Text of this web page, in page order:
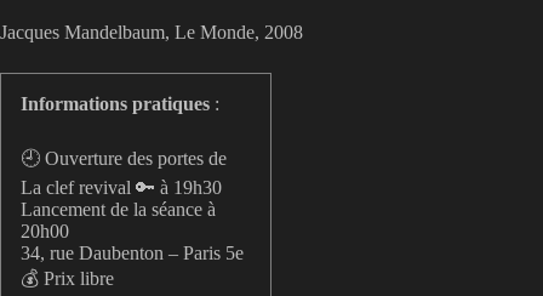
Jacques Mandelbaum, Le Monde, 2008
Informations pratiques :
🕘 Ouverture des portes de
La clef revival 🔑 à 19h30
Lancement de la séance à
20h00
34, rue Daubenton – Paris 5e
💰 Prix libre